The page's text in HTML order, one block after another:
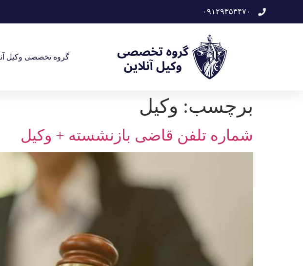
۰۹۱۲۹۳۵۳۴۷۰
گروه تخصصی وکیل
برچسب: وکیل
شماره تلفن قاضی بازنشسته + وکیل